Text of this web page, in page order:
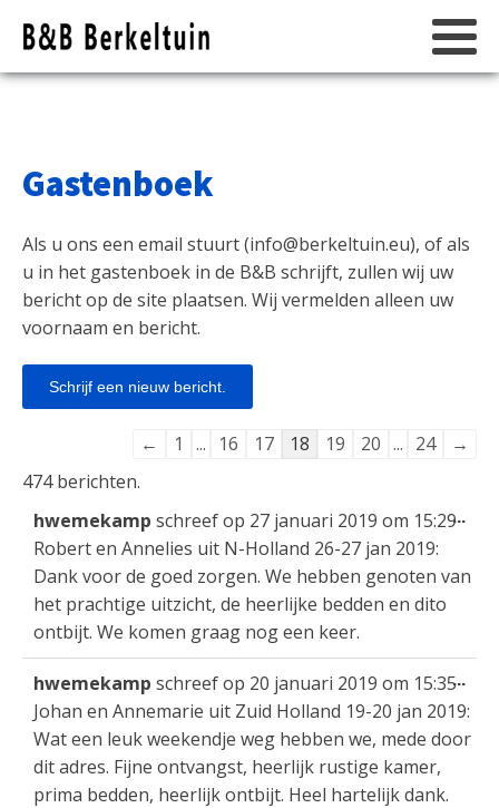
Gastenboek
Als u ons een email stuurt (info@berkeltuin.eu), of als
u in het gastenboek in de B&B schrijft, zullen wij uw
bericht op de site plaatsen. Wij vermelden alleen uw
voornaam en bericht.
Navigatie
gastenboek-
lijst
← 1 ... 16 17 18 19 20 ... 24
→
474 berichten.
hwemekamp schreef op 27 januari 2019 om 15:29
Robert en Annelies uit N-Holland 26-27 jan 2019:
Dank voor de goed zorgen. We hebben genoten van
het prachtige uitzicht, de heerlijke bedden en dito
ontbijt. We komen graag nog een keer.
...
hwemekamp schreef op 20 januari 2019 om 15:35
Johan en Annemarie uit Zuid Holland 19-20 jan 2019:
Wat een leuk weekendje weg hebben we, mede door
dit adres. Fijne ontvangst, heerlijk rustige kamer,
prima bedden, heerlijk ontbijt. Heel hartelijk dank.
...